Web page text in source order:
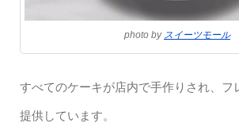
photo by スイーツモール
すべてのケーキが店内で手作りされ、フ
提供しています。